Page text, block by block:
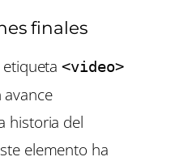
finales
etiqueta<video>
historia del
elemento ha